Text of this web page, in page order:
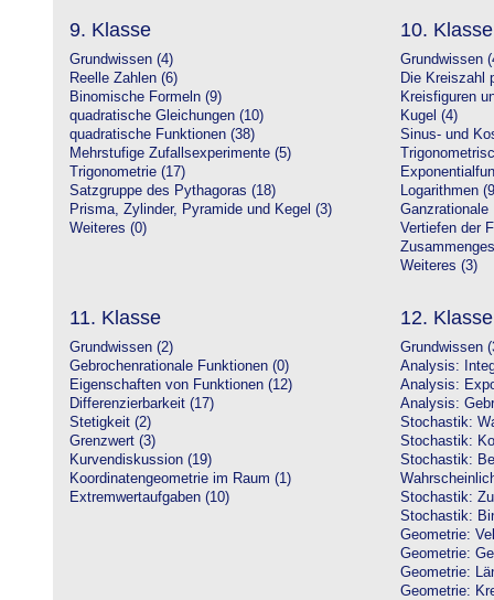
9. Klasse
Grundwissen (4)
Reelle Zahlen (6)
Binomische Formeln (9)
quadratische Gleichungen (10)
quadratische Funktionen (38)
Mehrstufige Zufallsexperimente (5)
Trigonometrie (17)
Satzgruppe des Pythagoras (18)
Prisma, Zylinder, Pyramide und Kegel (3)
Weiteres (0)
10. Klasse
Grundwissen
Die Kreiszahl
Kreisfiguren
Kugel (4)
Sinus- und
Logarithmen
Ganzrationale
Vertiefen der
Weiteres (3)
11. Klasse
Grundwissen (2)
Gebrochenrationale Funktionen (0)
Eigenschaften von Funktionen (12)
Differenzierbarkeit (17)
Stetigkeit (2)
Grenzwert (3)
Kurvendiskussion (19)
Koordinatengeometrie im Raum (1)
Extremwertaufgaben (10)
12. Klasse
Grundwissen
Analysis:
Analysis:
Analysis:
Stochastik:
Stochastik:
Stochastik:
Stochastik:
Stochastik:
Geometrie:
Geometrie:
Geometrie:
Geometrie: